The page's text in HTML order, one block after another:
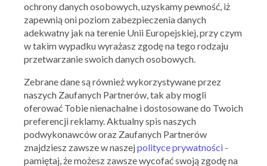
30.03.2016 - 30.04.2016
Skorzystaj z oferty
ochrony danych osobowych, uzyskamy pewność, iż
zapewnią oni poziom zabezpieczenia danych
adekwatny jak na terenie Unii Europejskiej, przy czym
w takim wypadku wyrażasz zgodę na tego rodzaju
przetwarzanie swoich danych osobowych.
Zebrane dane są również wykorzystywane przez
naszych Zaufanych Partnerów, tak aby mogli
oferować Tobie nienachalne i dostosowane do Twoich
preferencji reklamy. Aktualny spis naszych
podwykonawców oraz Zaufanych Partnerów
znajdziesz zawsze w naszejpolityce prywatności -
pamiętaj, że możesz zawsze wycofać swoją zgodę na